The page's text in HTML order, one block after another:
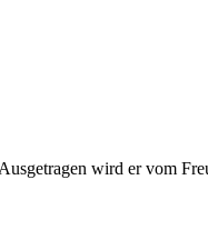
wird er vom